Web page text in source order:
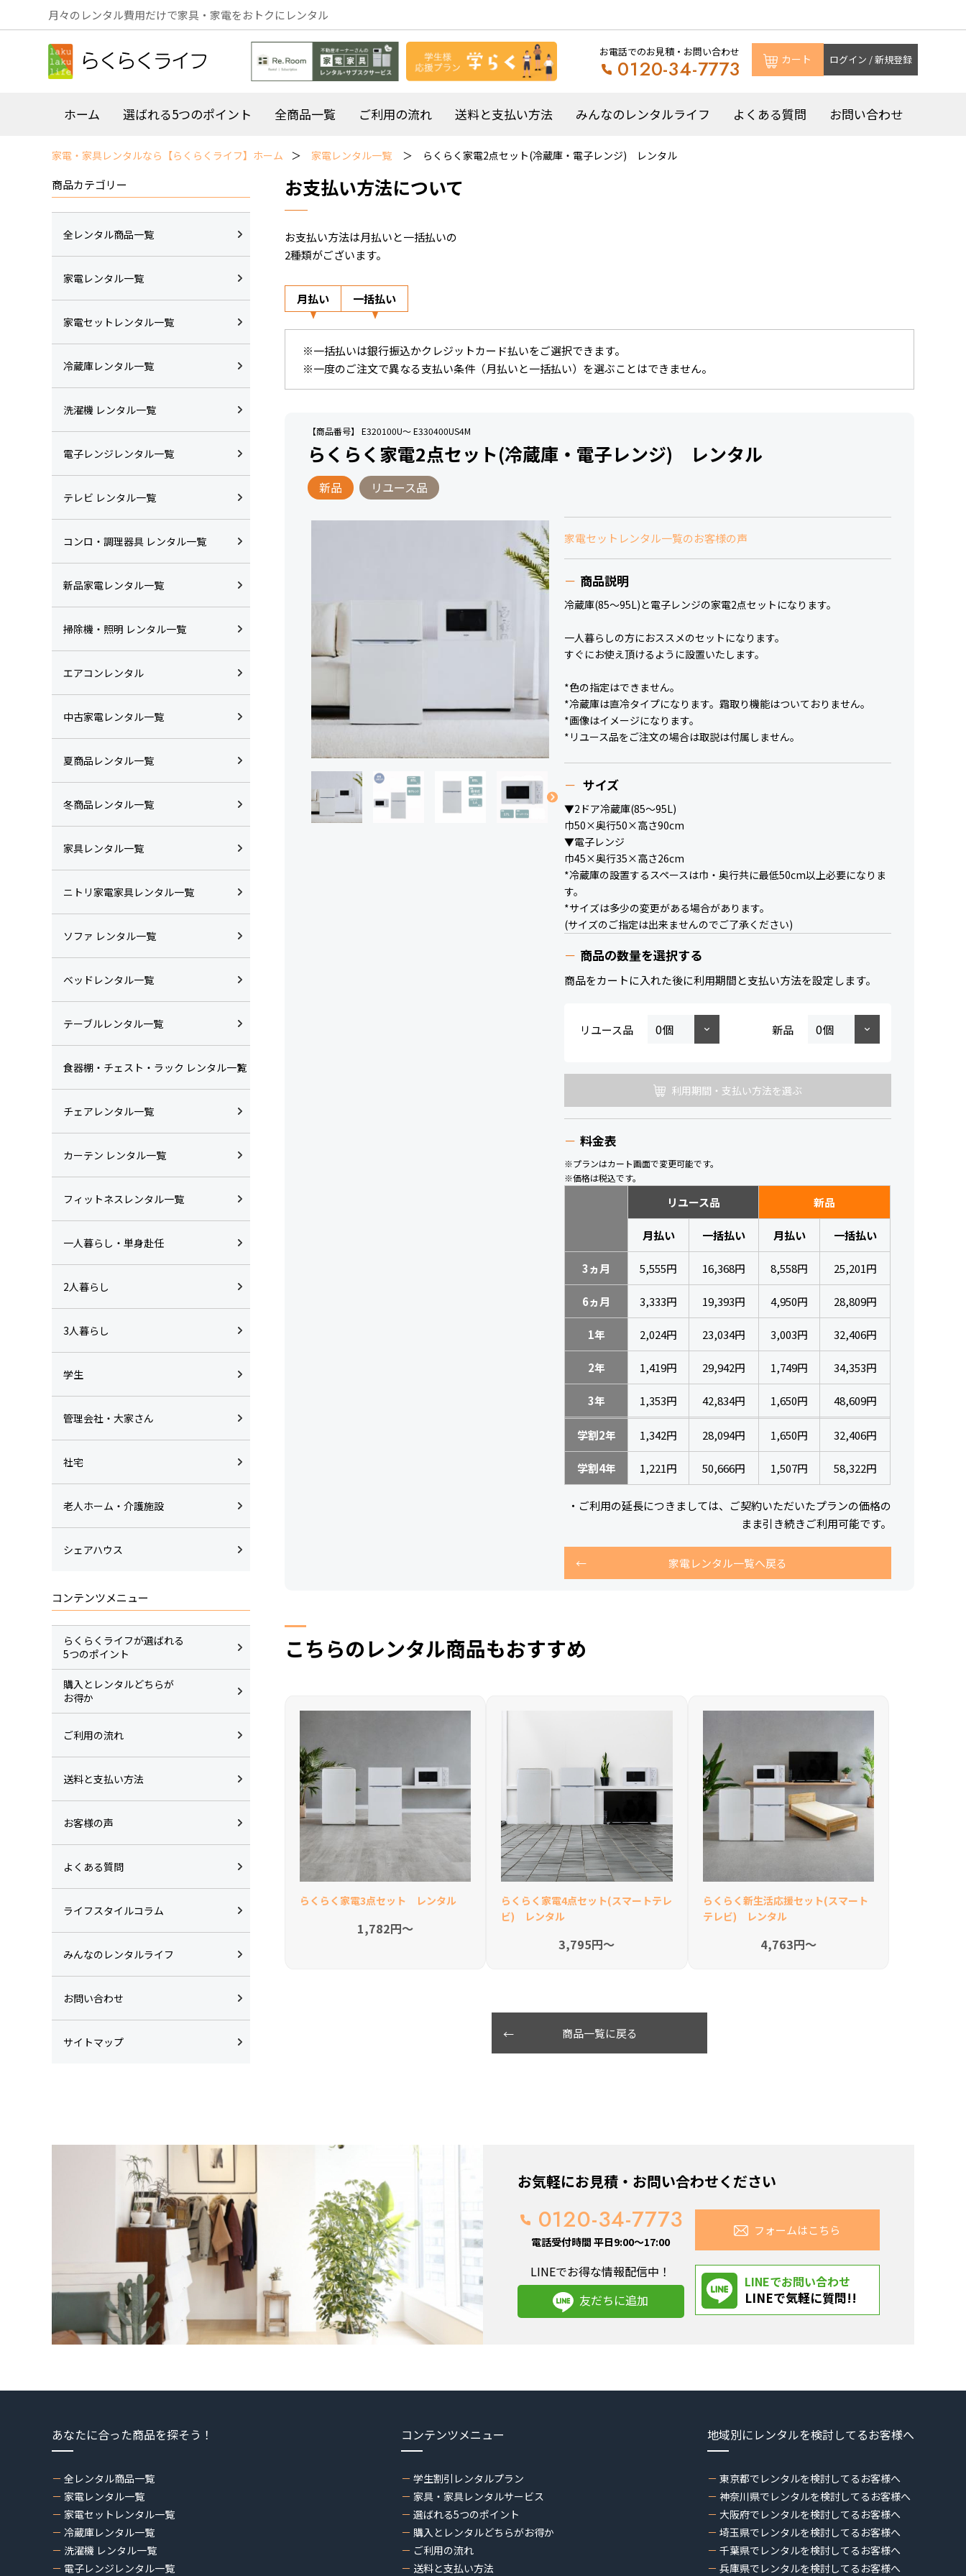
月々のレンタル費用だけで家具・家電をおトクにレンタル
お電話でのお見積・お問い合わせ
0120-34-7773 カート ログイン / 新規登録
ホーム 選ばれる5つのポイント 全商品一覧 ご利用の流れ 送料と支払い方法 みんなのレンタルライフ よくある質問 お問い合わせ
家電・家具レンタルなら【らくらくライフ】ホーム 家電レンタル一覧 らくらく家電2点セット(冷蔵庫・電子レンジ) レンタル
お支払い方法について
お支払い方法は月払いと一括払いの
2種類がございます。
月払い 一括払い
※一括払いは銀行振込かクレジットカード払いをご選択できます。
※一度のご注文で異なる支払い条件（月払いと一括払い）を選ぶことはできません。
【商品番号】 E320100U～ E330400US4M
らくらく家電2点セット(冷蔵庫・電子レンジ) レンタル
新品 リユース品
家電セットレンタル一覧のお客様の声
商品説明
冷蔵庫(85～95L)と電子レンジの家電2点セットになります。
一人暮らしの方におススメのセットになります。
すぐにお使え頂けるように設置いたします。
*色の指定はできません。
*冷蔵庫は直冷タイプになります。霜取り機能はついておりません。
*画像はイメージになります。
*リユース品をご注文の場合は取説は付属しません。
サイズ
▼2ドア冷蔵庫(85～95L)
巾50×奥行50×高さ90cm
▼電子レンジ
巾45×奥行35×高さ26cm
*冷蔵庫の設置するスペースは巾・奥行共に最低50cm以上必要になりま
す。
*サイズは多少の変更がある場合があります。
(サイズのご指定は出来ませんのでご了承ください)
商品の数量を選択する
商品をカートに入れた後に利用期間と支払い方法を設定します。
リユース品 新品
利用期間・支払い方法を選ぶ
料金表
※プランはカート画面で変更可能です。
※価格は税込です。
リユース品 新品
月払い 一括払い 月払い 一括払い
3ヵ月 5,555円 16,368円 8,558円 25,201円
6ヵ月 3,333円 19,393円 4,950円 28,809円
1年 2,024円 23,034円 3,003円 32,406円
2年 1,419円 29,942円 1,749円 34,353円
3年 1,353円 42,834円 1,650円 48,609円
学割2年 1,342円 28,094円 1,650円 32,406円
学割4年 1,221円 50,666円 1,507円 58,322円
・ご利用の延長につきましては、ご契約いただいたプランの価格の
まま引き続きご利用可能です。
家電レンタル一覧へ戻る
こちらのレンタル商品もおすすめ
らくらく家電3点セット レンタル
1,782円〜
らくらく家電4点セット(スマートテレ
ビ) レンタル
3,795円〜
らくらく新生活応援セット(スマート
テレビ) レンタル
4,763円〜
商品一覧に戻る
商品カテゴリー
全レンタル商品一覧
家電レンタル一覧
家電セットレンタル一覧
冷蔵庫レンタル一覧
洗濯機 レンタル一覧
電子レンジレンタル一覧
テレビ レンタル一覧
コンロ・調理器具 レンタル一覧
新品家電レンタル一覧
掃除機・照明 レンタル一覧
エアコンレンタル
中古家電レンタル一覧
夏商品レンタル一覧
冬商品レンタル一覧
家具レンタル一覧
ニトリ家電家具レンタル一覧
ソファ レンタル一覧
ベッドレンタル一覧
テーブルレンタル一覧
食器棚・チェスト・ラック レンタル一覧
チェアレンタル一覧
カーテン レンタル一覧
フィットネスレンタル一覧
一人暮らし・単身赴任
2人暮らし
3人暮らし
学生
管理会社・大家さん
社宅
老人ホーム・介護施設
シェアハウス
コンテンツメニュー
らくらくライフが選ばれる
5つのポイント
購入とレンタルどちらが
お得か
ご利用の流れ
送料と支払い方法
お客様の声
よくある質問
ライフスタイルコラム
みんなのレンタルライフ
お問い合わせ
サイトマップ
お気軽にお見積・お問い合わせください
0120-34-7773
電話受付時間 平日9:00～17:00
フォームはこちら
LINEでお得な情報配信中！
友だちに追加
LINEでお問い合わせ
LINEで気軽に質問!!
あなたに合った商品を探そう！
全レンタル商品一覧
家電レンタル一覧
家電セットレンタル一覧
冷蔵庫レンタル一覧
洗濯機 レンタル一覧
電子レンジレンタル一覧
コンテンツメニュー
学生割引レンタルプラン
家具・家具レンタルサービス
選ばれる5つのポイント
購入とレンタルどちらがお得か
ご利用の流れ
送料と支払い方法
地域別にレンタルを検討してるお客様へ
東京都でレンタルを検討してるお客様へ
神奈川県でレンタルを検討してるお客様へ
大阪府でレンタルを検討してるお客様へ
埼玉県でレンタルを検討してるお客様へ
千葉県でレンタルを検討してるお客様へ
兵庫県でレンタルを検討してるお客様へ